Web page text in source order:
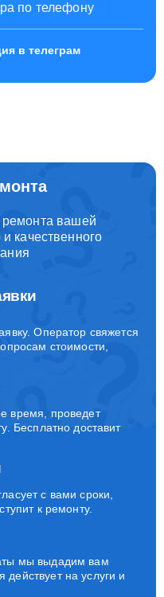
по телефону
в телеграм
вашей
качественного
Оператор свяжется
стоимости,
время, проведет
Бесплатно доставит
с вами сроки,
к ремонту.
мы выдадим вам
на услуги и